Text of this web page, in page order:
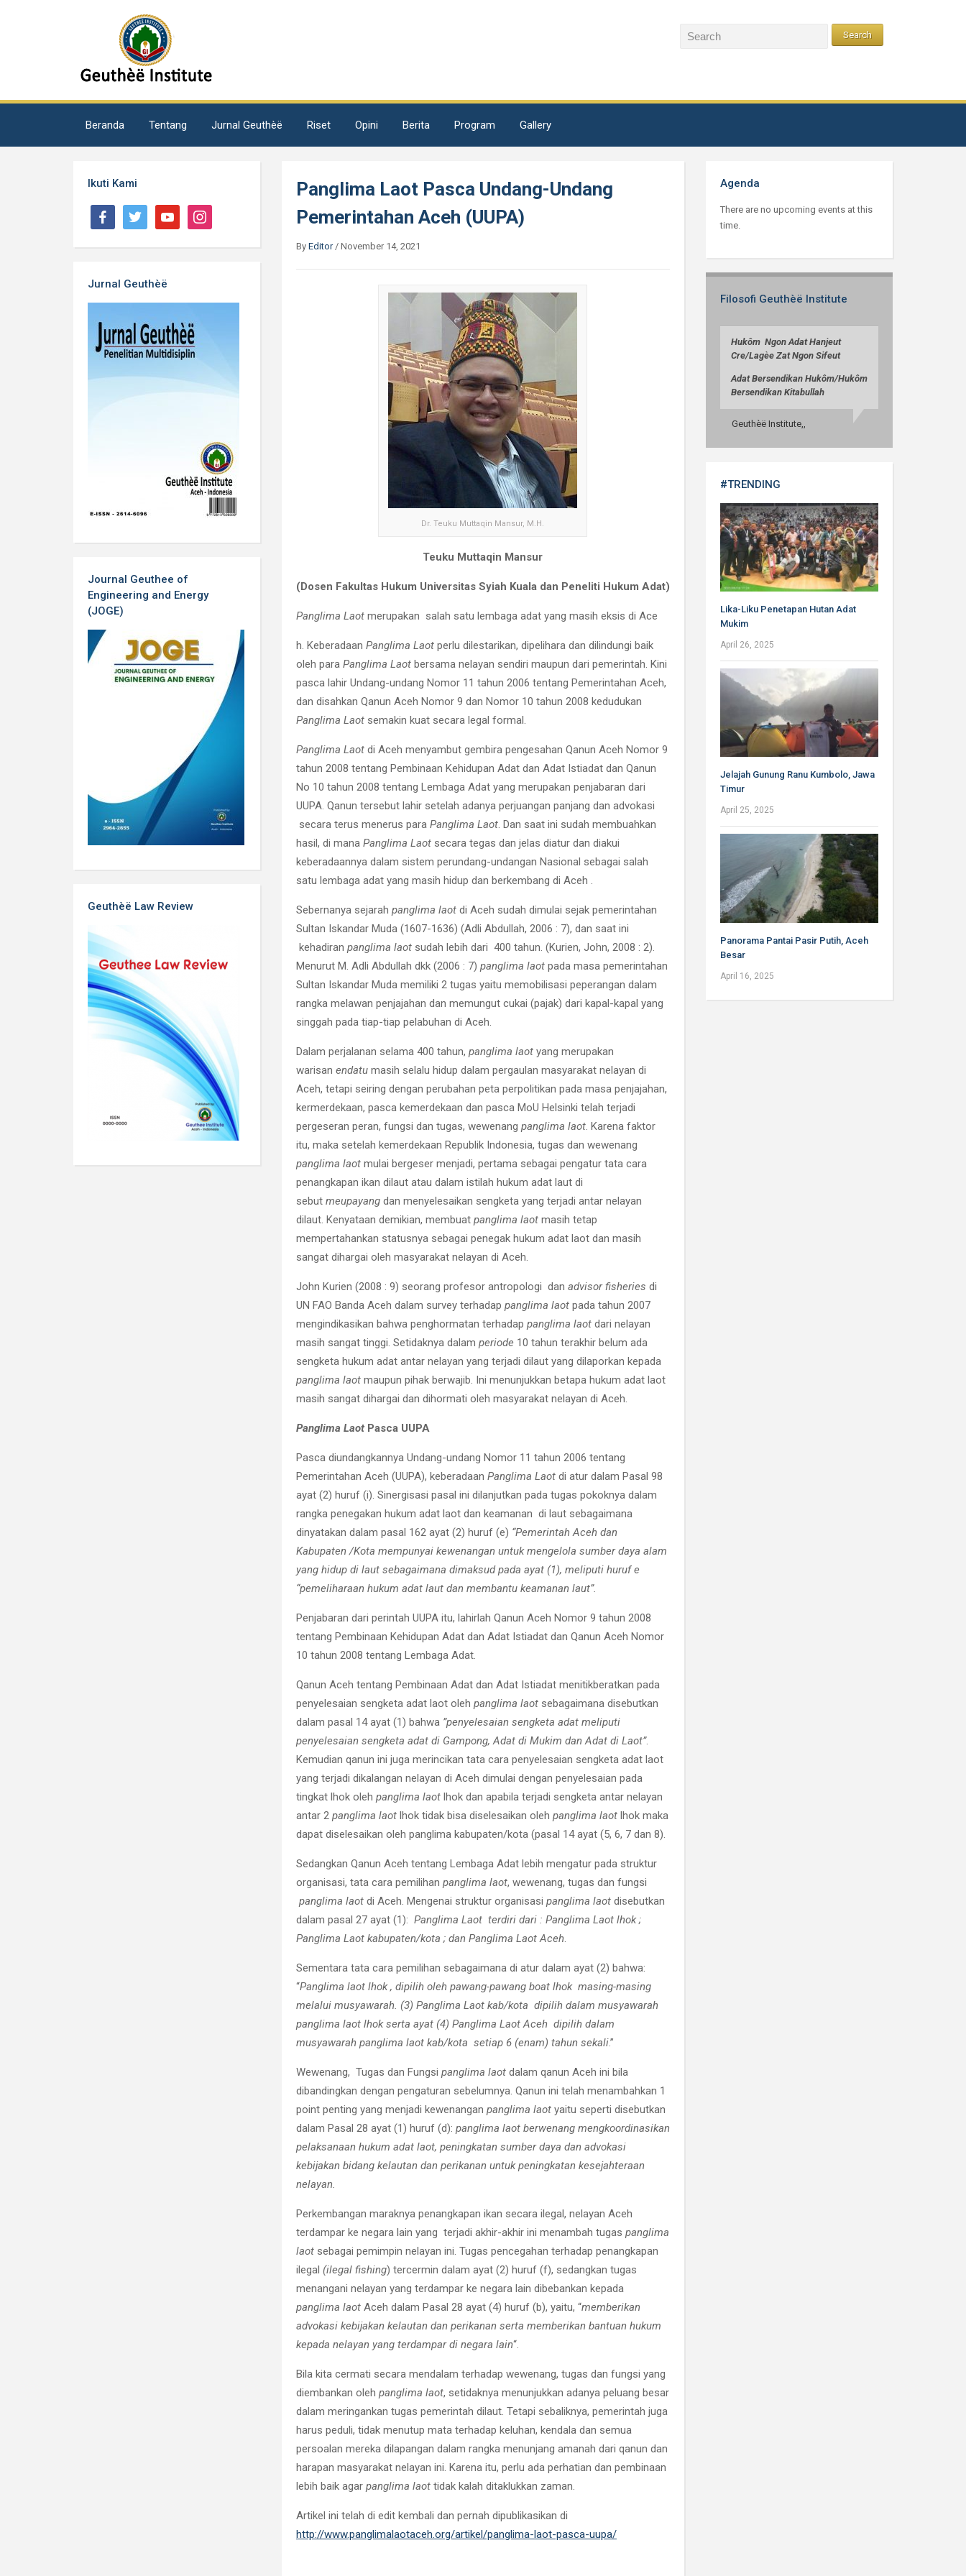
Beranda Tentang Jurnal Geuthèë Riset Opini Berita Program Gallery
Ikuti Kami
Jurnal Geuthèë
Journal Geuthee of
Engineering and Energy
(JOGE)
Geuthèë Law Review
Panglima Laot Pasca Undang-Undang
Pemerintahan Aceh (UUPA)
By Editor/ November 14, 2021
Dr. Teuku Muttaqin Mansur, M.H.
Teuku Muttaqin Mansur
(Dosen Fakultas Hukum Universitas Syiah Kuala dan Peneliti Hukum Adat)
Panglima Laotmerupakan salah satu lembaga adat yang masih eksis di Ace
h. Keberadaan Panglima Laotperlu dilestarikan, dipelihara dan dilindungi baik
oleh para Panglima Laotbersama nelayan sendiri maupun dari pemerintah. Kini
pasca lahir Undang-undang Nomor 11 tahun 2006 tentang Pemerintahan Aceh,
dan disahkan Qanun Aceh Nomor 9 dan Nomor 10 tahun 2008 kedudukan
Panglima Laotsemakin kuat secara legal formal.
Panglima Laotdi Aceh menyambut gembira pengesahan Qanun Aceh Nomor 9
tahun 2008 tentang Pembinaan Kehidupan Adat dan Adat Istiadat dan Qanun
No 10 tahun 2008 tentang Lembaga Adat yang merupakan penjabaran dari
UUPA. Qanun tersebut lahir setelah adanya perjuangan panjang dan advokasi
secara terus menerus para Panglima Laot. Dan saat ini sudah membuahkan
hasil, di mana Panglima Laotsecara tegas dan jelas diatur dan diakui
keberadaannya dalam sistem perundang-undangan Nasional sebagai salah
satu lembaga adat yang masih hidup dan berkembang di Aceh .
Sebernanya sejarah panglima laotdi Aceh sudah dimulai sejak pemerintahan
Sultan Iskandar Muda (1607-1636) (Adli Abdullah, 2006 : 7), dan saat ini
kehadiran panglima laotsudah lebih dari 400 tahun. (Kurien, John, 2008 : 2).
Menurut M. Adli Abdullah dkk (2006 : 7) panglima laotpada masa pemerintahan
Sultan Iskandar Muda memiliki 2 tugas yaitu memobilisasi peperangan dalam
rangka melawan penjajahan dan memungut cukai (pajak) dari kapal-kapal yang
singgah pada tiap-tiap pelabuhan di Aceh.
Dalam perjalanan selama 400 tahun, panglima laotyang merupakan
warisan endatumasih selalu hidup dalam pergaulan masyarakat nelayan di
Aceh, tetapi seiring dengan perubahan peta perpolitikan pada masa penjajahan,
kermerdekaan, pasca kemerdekaan dan pasca MoU Helsinki telah terjadi
pergeseran peran, fungsi dan tugas, wewenang panglima laot. Karena faktor
itu, maka setelah kemerdekaan Republik Indonesia, tugas dan wewenang
panglima laotmulai bergeser menjadi, pertama sebagai pengatur tata cara
penangkapan ikan dilaut atau dalam istilah hukum adat laut di
sebut meupayangdan menyelesaikan sengketa yang terjadi antar nelayan
dilaut. Kenyataan demikian, membuat panglima laotmasih tetap
mempertahankan statusnya sebagai penegak hukum adat laot dan masih
sangat dihargai oleh masyarakat nelayan di Aceh.
John Kurien (2008 : 9) seorang profesor antropologi dan advisor fisheries di
UN FAO Banda Aceh dalam survey terhadap panglima laotpada tahun 2007
mengindikasikan bahwa penghormatan terhadap panglima laotdari nelayan
masih sangat tinggi. Setidaknya dalam periode 10 tahun terakhir belum ada
sengketa hukum adat antar nelayan yang terjadi dilaut yang dilaporkan kepada
panglima laotmaupun pihak berwajib. Ini menunjukkan betapa hukum adat laot
masih sangat dihargai dan dihormati oleh masyarakat nelayan di Aceh.
Panglima LaotPasca UUPA
Pasca diundangkannya Undang-undang Nomor 11 tahun 2006 tentang
Pemerintahan Aceh (UUPA), keberadaan Panglima Laotdi atur dalam Pasal 98
ayat (2) huruf (i). Sinergisasi pasal ini dilanjutkan pada tugas pokoknya dalam
rangka penegakan hukum adat laot dan keamanan di laut sebagaimana
dinyatakan dalam pasal 162 ayat (2) huruf (e) “Pemerintah Aceh dan
Kabupaten /Kota mempunyai kewenangan untuk mengelola sumber daya alam
yang hidup di laut sebagaimana dimaksud pada ayat (1), meliputi huruf e
“pemeliharaan hukum adat laut dan membantu keamanan laut”.
Penjabaran dari perintah UUPA itu, lahirlah Qanun Aceh Nomor 9 tahun 2008
tentang Pembinaan Kehidupan Adat dan Adat Istiadat dan Qanun Aceh Nomor
10 tahun 2008 tentang Lembaga Adat.
Qanun Aceh tentang Pembinaan Adat dan Adat Istiadat menitikberatkan pada
penyelesaian sengketa adat laot oleh panglima laotsebagaimana disebutkan
dalam pasal 14 ayat (1) bahwa ”penyelesaian sengketa adat meliputi
penyelesaian sengketa adat di Gampong, Adat di Mukim dan Adat di Laot”.
Kemudian qanun ini juga merincikan tata cara penyelesaian sengketa adat laot
yang terjadi dikalangan nelayan di Aceh dimulai dengan penyelesaian pada
tingkat lhok oleh panglima laotlhok dan apabila terjadi sengketa antar nelayan
antar 2 panglima laotlhok tidak bisa diselesaikan oleh panglima laotlhok maka
dapat diselesaikan oleh panglima kabupaten/kota (pasal 14 ayat (5, 6, 7 dan 8).
Sedangkan Qanun Aceh tentang Lembaga Adat lebih mengatur pada struktur
organisasi, tata cara pemilihan panglima laot, wewenang, tugas dan fungsi
panglima laotdi Aceh. Mengenai struktur organisasi panglima laotdisebutkan
dalam pasal 27 ayat (1): Panglima Laot terdiri dari : Panglima Laot lhok ;
Panglima Laot kabupaten/kota ; dan Panglima Laot Aceh.
Sementara tata cara pemilihan sebagaimana di atur dalam ayat (2) bahwa:
“Panglima laot lhok , dipilih oleh pawang-pawang boat lhok masing-masing
melalui musyawarah. (3) Panglima Laot kab/kota dipilih dalam musyawarah
panglima laot lhok serta ayat (4) Panglima Laot Aceh dipilih dalam
musyawarah panglima laot kab/kota setiap 6 (enam) tahun sekali.”
Wewenang, Tugas dan Fungsi panglima laotdalam qanun Aceh ini bila
dibandingkan dengan pengaturan sebelumnya. Qanun ini telah menambahkan 1
point penting yang menjadi kewenangan panglima laotyaitu seperti disebutkan
dalam Pasal 28 ayat (1) huruf (d): panglima laot berwenang mengkoordinasikan
pelaksanaan hukum adat laot, peningkatan sumber daya dan advokasi
kebijakan bidang kelautan dan perikanan untuk peningkatan kesejahteraan
nelayan.
Perkembangan maraknya penangkapan ikan secara ilegal, nelayan Aceh
terdampar ke negara lain yang terjadi akhir-akhir ini menambah tugas panglima
laotsebagai pemimpin nelayan ini. Tugas pencegahan terhadap penangkapan
ilegal (ilegal fishing) tercermin dalam ayat (2) huruf (f), sedangkan tugas
menangani nelayan yang terdampar ke negara lain dibebankan kepada
panglima laotAceh dalam Pasal 28 ayat (4) huruf (b), yaitu, “memberikan
advokasi kebijakan kelautan dan perikanan serta memberikan bantuan hukum
kepada nelayan yang terdampar di negara lain“.
Bila kita cermati secara mendalam terhadap wewenang, tugas dan fungsi yang
diembankan oleh panglima laot, setidaknya menunjukkan adanya peluang besar
dalam meringankan tugas pemerintah dilaut. Tetapi sebaliknya, pemerintah juga
harus peduli, tidak menutup mata terhadap keluhan, kendala dan semua
persoalan mereka dilapangan dalam rangka menunjang amanah dari qanun dan
harapan masyarakat nelayan ini. Karena itu, perlu ada perhatian dan pembinaan
lebih baik agar panglima laottidak kalah ditaklukkan zaman.
Artikel ini telah di edit kembali dan pernah dipublikasikan di
http://www.panglimalaotaceh.org/artikel/panglima-laot-pasca-uupa/
Agenda
There are no upcoming events at this
time.
Filosofi Geuthèë Institute
Hukôm Ngon Adat Hanjeut
Cre/Lagèe Zat Ngon Sifeut
Adat Bersendikan Hukôm/Hukôm
Bersendikan Kitabullah
Geuthèë Institute,,
#TRENDING
Lika-Liku Penetapan Hutan Adat
Mukim
April 26, 2025
Jelajah Gunung Ranu Kumbolo, Jawa
Timur
April 25, 2025
Panorama Pantai Pasir Putih, Aceh
Besar
April 16, 2025